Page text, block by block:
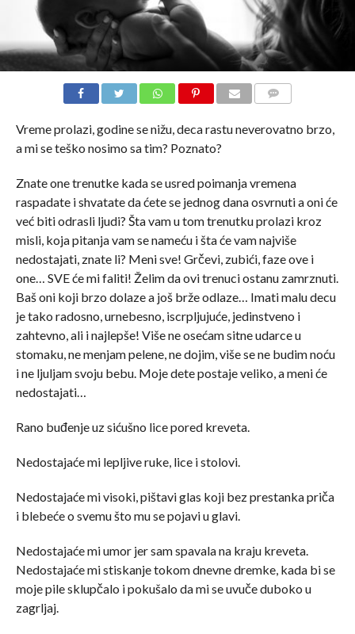
Vreme prolazi, godine se nižu, deca rastu neverovatno brzo,
a mi se teško nosimo sa tim? Poznato?
Znate one trenutke kada se usred poimanja vremena
raspadate i shvatate da ćete se jednog dana osvrnuti a oni će
već biti odrasli ljudi? Šta vam u tom trenutku prolazi kroz
misli, koja pitanja vam se nameću i šta će vam najviše
nedostajati, znate li? Meni sve! Grčevi, zubići, faze ove i
one… SVE će mi faliti! Želim da ovi trenuci ostanu zamrznuti.
Baš oni koji brzo dolaze a još brže odlaze… Imati malu decu
je tako radosno, urnebesno, iscrpljujuće, jedinstveno i
zahtevno, ali i najlepše! Više ne osećam sitne udarce u
stomaku, ne menjam pelene, ne dojim, više se ne budim noću
i ne ljuljam svoju bebu. Moje dete postaje veliko, a meni će
nedostajati…
Rano buđenje uz sićušno lice pored kreveta.
Nedostajaće mi lepljive ruke, lice i stolovi.
Nedostajaće mi visoki, pištavi glas koji bez prestanka priča
i blebeće o svemu što mu se pojavi u glavi.
Nedostajaće mi umor jer sam spavala na kraju kreveta.
Nedostajaće mi stiskanje tokom dnevne dremke, kada bi se
moje pile sklupčalo i pokušalo da mi se uvuče duboko u
zagrljaj.